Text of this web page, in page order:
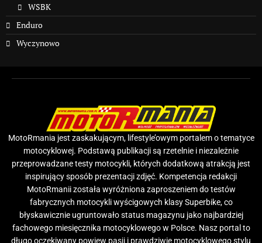
WSBK
Enduro
Wyczynowo
MotoRmania jest zaskakującym, lifestyle’owym portalem o tematyce
motocyklowej. Podstawą publikacji są rzetelnie i niezależnie
przeprowadzane testy motocykli, których dodatkową atrakcją jest
inspirujący sposób prezentacji zdjęć. Kompetencja redakcji
MotoRmanii została wyróżniona zaproszeniem do testów
fabrycznych motocykli wyścigowych klasy Superbike, co
błyskawicznie ugruntowało status magazynu jako najbardziej
fachowego miesięcznika motocyklowego w Polsce. Nasz portal to
długo oczekiwany powiew pasji i prawdziwie motocyklowego stylu